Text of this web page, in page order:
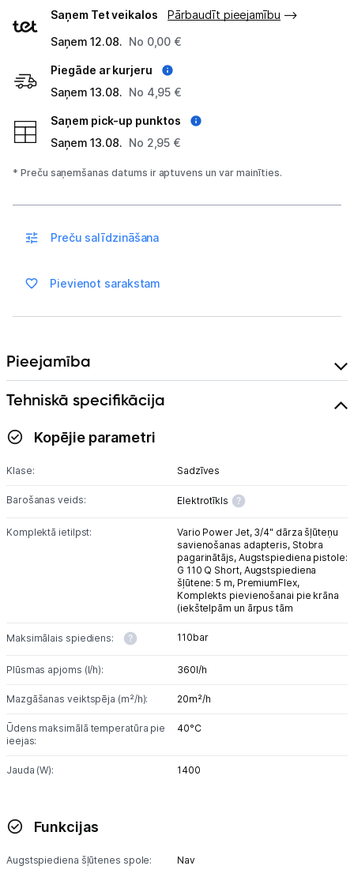
Kontakti
veidi
Saņem Tet veikalos
Pārbaudīt pieejamību
Saņem 12.08. No 0,00 €
Piegāde ar kurjeru
Saņem 13.08. No 4,95 €
Saņem pick-up punktos
Saņem 13.08. No 2,95 €
* Preču saņemšanas datums ir aptuvens un var mainīties.
Preču salīdzināšana
Pievienot sarakstam
Pieejamība
Tehniskā specifikācija
Kopējie parametri
Klase: Sadzīves
Barošanas veids: Elektrotīkls
Komplektā ietilpst: Vario Power Jet, 3/4" dārza šļūteņu
savienošanas adapteris, Stobra
pagarinātājs, Augstspiediena pistole:
G 110 Q Short, Augstspiediena
šļūtene: 5 m, PremiumFlex,
Komplekts pievienošanai pie krāna
(iekštelpām un ārpus tām
Maksimālais spiediens: 110bar
Plūsmas apjoms (l/h): 360l/h
Mazgāšanas veiktspēja (m²/h): 20m²/h
Ūdens maksimālā temperatūra pie
ieejas:
40°C
Jauda (W): 1400
Funkcijas
Augstspiediena šļūtenes spole: Nav